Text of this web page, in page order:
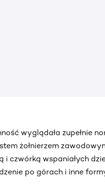
wyglądała zupełnie
żołnierzem
i czwórką wspaniałych
po górach i inne